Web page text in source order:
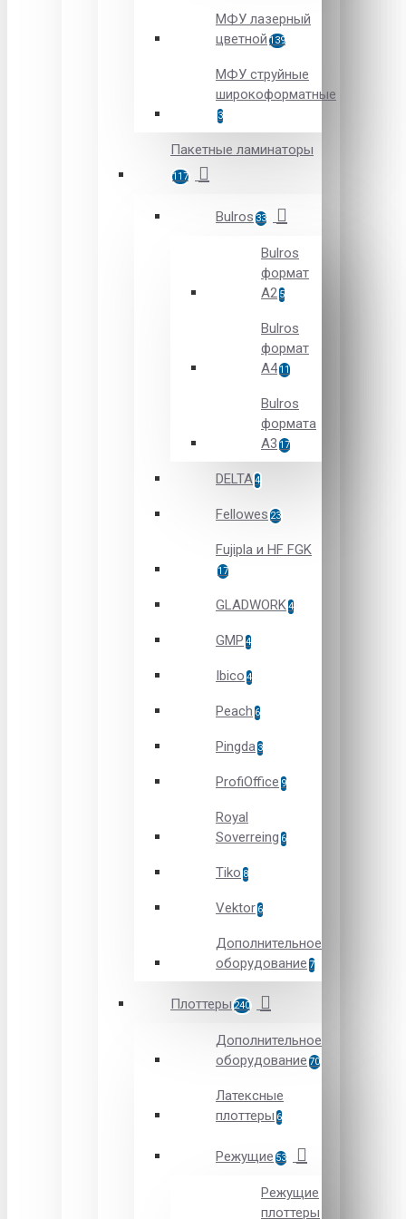
МФУ лазерный
цветной 139
МФУ струйные
широкоформатные
3
Пакетные ламинаторы
117
Bulros 33
Bulros
формат
A2 5
Bulros
формат
A411
Bulros
формата
А3 17
DELTA4
Fellowes 23
Fujipla и HF FGK
17
GLADWORK4
GMP 4
Ibico 4
Peach 6
Pingda 3
ProfiOffice 9
Royal
Soverreing 6
Tiko 8
Vektor 6
Дополнительное
оборудование 7
Плоттеры 240
Дополнительное
оборудование 70
Латексные
плоттеры 6
Режущие 53
Режущие
плоттеры